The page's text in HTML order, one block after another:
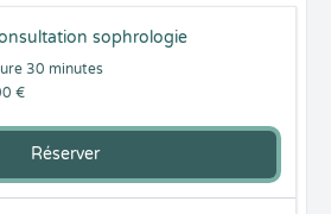
sophrologie
30 minutes
€
Réserver